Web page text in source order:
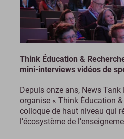
Think Éducation &
mini-interviews vidéos de
Depuis onze ans, News
organise « Think Éducation &
colloque de haut niveau qui
l’écosystème de